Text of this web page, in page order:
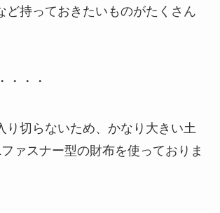
ど持っておきたいものがたくさん
・・・
り切らないため、かなり大きい土
ァスナー型の財布を使っておりま